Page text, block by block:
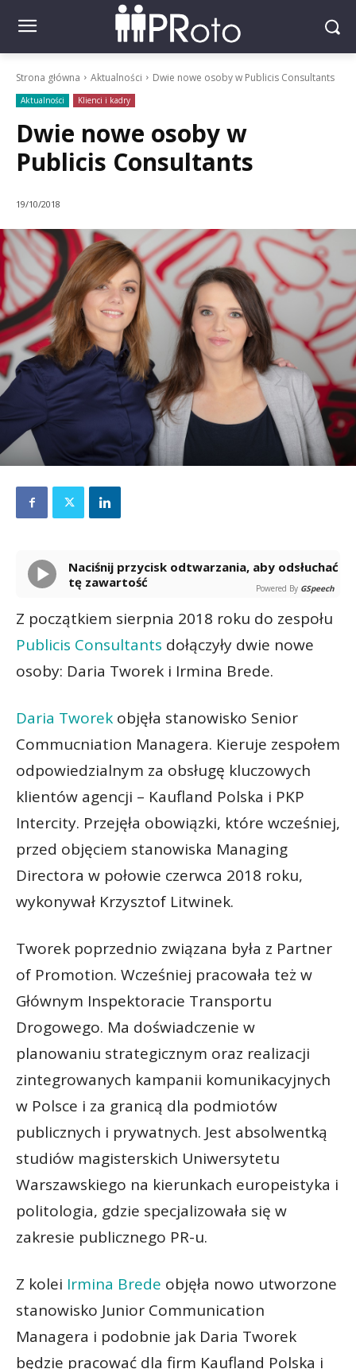
Strona główna Aktualności Dwie nowe osoby w Publicis Consultants
Aktualności Klienci i kadry
Dwie nowe osoby w
Publicis Consultants
19/10/2018
Naciśnij przycisk odtwarzania, aby odsłuchać
tę zawartość
Powered By GSpeech
Z początkiem sierpnia 2018 roku do zespołu
Publicis Consultants dołączyły dwie nowe
osoby: Daria Tworek i Irmina Brede.
Daria Tworek objęła stanowisko Senior
Commucniation Managera. Kieruje zespołem
odpowiedzialnym za obsługę kluczowych
klientów agencji – Kaufland Polska i PKP
Intercity. Przejęła obowiązki, które wcześniej,
przed objęciem stanowiska Managing
Directora w połowie czerwca 2018 roku,
wykonywał Krzysztof Litwinek.
Tworek poprzednio związana była z Partner
of Promotion. Wcześniej pracowała też w
Głównym Inspektoracie Transportu
Drogowego. Ma doświadczenie w
planowaniu strategicznym oraz realizacji
zintegrowanych kampanii komunikacyjnych
w Polsce i za granicą dla podmiotów
publicznych i prywatnych. Jest absolwentką
studiów magisterskich Uniwersytetu
Warszawskiego na kierunkach europeistyka i
politologia, gdzie specjalizowała się w
zakresie publicznego PR-u.
Z kolei Irmina Brede objęła nowo utworzone
stanowisko Junior Communication
Managera i podobnie jak Daria Tworek
będzie pracować dla firm Kaufland Polska i